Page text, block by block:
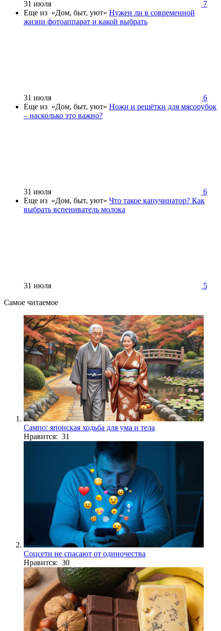
31 июля
7
Еще из «Дом, быт, уют» Нужен ли в современной
жизни фотоаппарат и какой выбрать
31 июля
6
Еще из «Дом, быт, уют» Ножи и решётки для мясорубок
– насколько это важно?
31 июля
6
Еще из «Дом, быт, уют» Что такое капучинатор? Как
выбрать вспениватель молока
31 июля
5
Самое читаемое
Сампо: японская ходьба для ума и тела
Нравится: 31
Соцсети не спасают от одиночества
Нравится: 30